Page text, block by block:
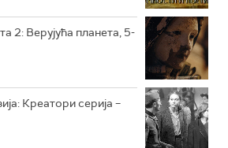
2: Верујућа планета, 5-
Креатори серија –